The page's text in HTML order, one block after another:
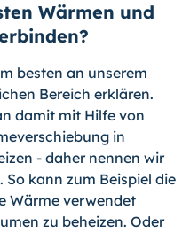
Wärmen und
besten an unserem
Bereich erklären.
damit mit Hilfe von
in
- daher nennen wir
kann zum Beispiel die
Wärme verwendet
zu beheizen. Oder